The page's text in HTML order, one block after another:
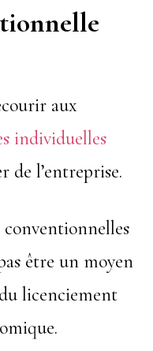
aux
individuelles
de l’entreprise.
être un moyen
licenciement